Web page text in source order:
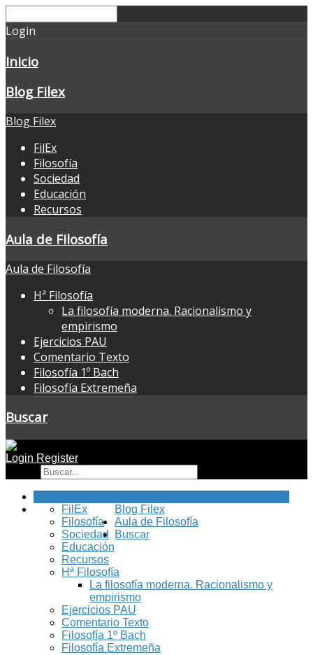
Login
Inicio
Blog Filex
Blog Filex
FilEx
Filosofía
Sociedad
Educación
Recursos
Aula de Filosofía
Aula de Filosofía
Hª Filosofía
La filosofía moderna. Racionalismo y
empirismo
Ejercicios PAU
Comentario Texto
Filosofía 1º Bach
Filosofía Extremeña
Buscar
Login Register
Blog Filex
FilEx
Filosofía
Sociedad
Educación
Recursos
Aula de Filosofía
Hª Filosofía
La filosofía moderna. Racionalismo y
empirismo
Ejercicios PAU
Comentario Texto
Filosofía 1º Bach
Filosofía Extremeña
Buscar